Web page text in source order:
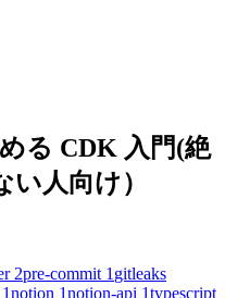
る CDK 入門(絶
人向け）
2pre-commit 1 gitleaks
1notion 1notion-api 1typescript